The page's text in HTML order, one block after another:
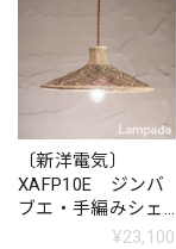
〔新洋電気〕
XAFP10E ジンバ
ブエ・手編みシェ
ード ペンダント
¥23,100